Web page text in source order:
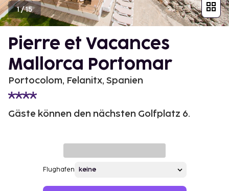
1/15
Pierre et Vacances
Mallorca Portomar
Portocolom, Felanitx, Spanien
Gäste können den nächsten Golfplatz 6.
Flughafen